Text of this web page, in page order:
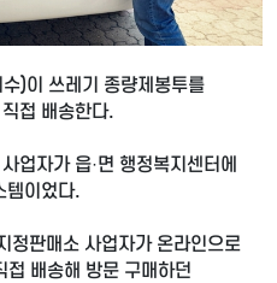
)이 쓰레기 종량제봉투를
접 배송한다.
업자가 읍·면 행정복지센터에
템이었다.
정판매소 사업자가 온라인으로
배송해 방문 구매하던